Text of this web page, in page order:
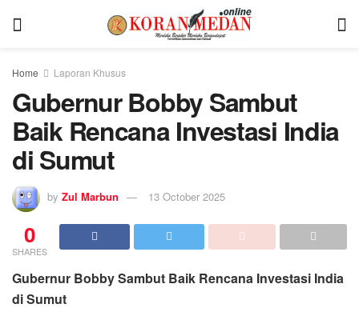
Home Laporan Khusus
Gubernur Bobby Sambut
Baik Rencana Investasi India
di Sumut
by Zul Marbun 13 October 2025
0
SHARES
Gubernur Bobby Sambut Baik Rencana Investasi India
di Sumut